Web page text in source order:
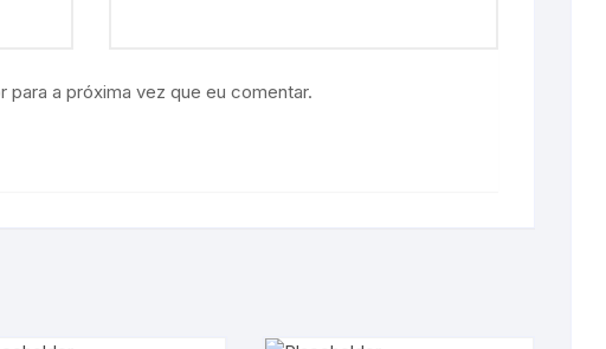
para a próxima vez que eu comentar.